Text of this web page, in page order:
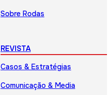
Sobre Rodas
REVISTA
Casos & Estratégias
Comunicação & Media